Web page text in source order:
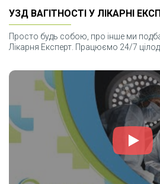
УЗД ВАГІТНОСТІ У ЛІКАРНІ
Просто будь собою, про інше ми
Лікарня Експерт. Працюємо 24/7